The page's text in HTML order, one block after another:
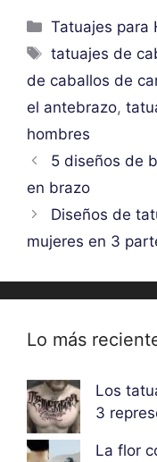
Categorías
Tatuajes para
Etiquetas
tatuajes de
de caballos de
el antebrazo,
hombres
5 diseños de
en brazo
Diseños de
mujeres en 3
Lo más
Los
3
La flor